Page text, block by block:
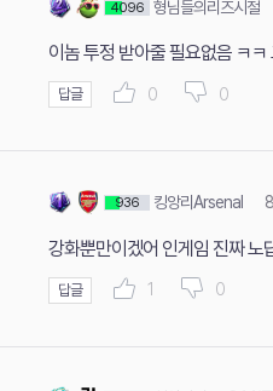
4096 형님들의리즈시절
이놈 투정 받아줄 필요없음 ㅋ
답글 0 0
936 킹앙리Arsenal
강화뿐만이겠어 인게임 진짜 노
답글 1 0